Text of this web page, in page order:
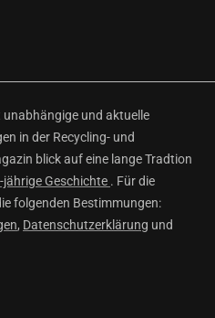
unabhängige und aktuelle
in der Recycling- und
blick auf eine lange Tradtion
jährige Geschichte . Für die
folgenden Bestimmungen:
, Datenschutzerklärung und